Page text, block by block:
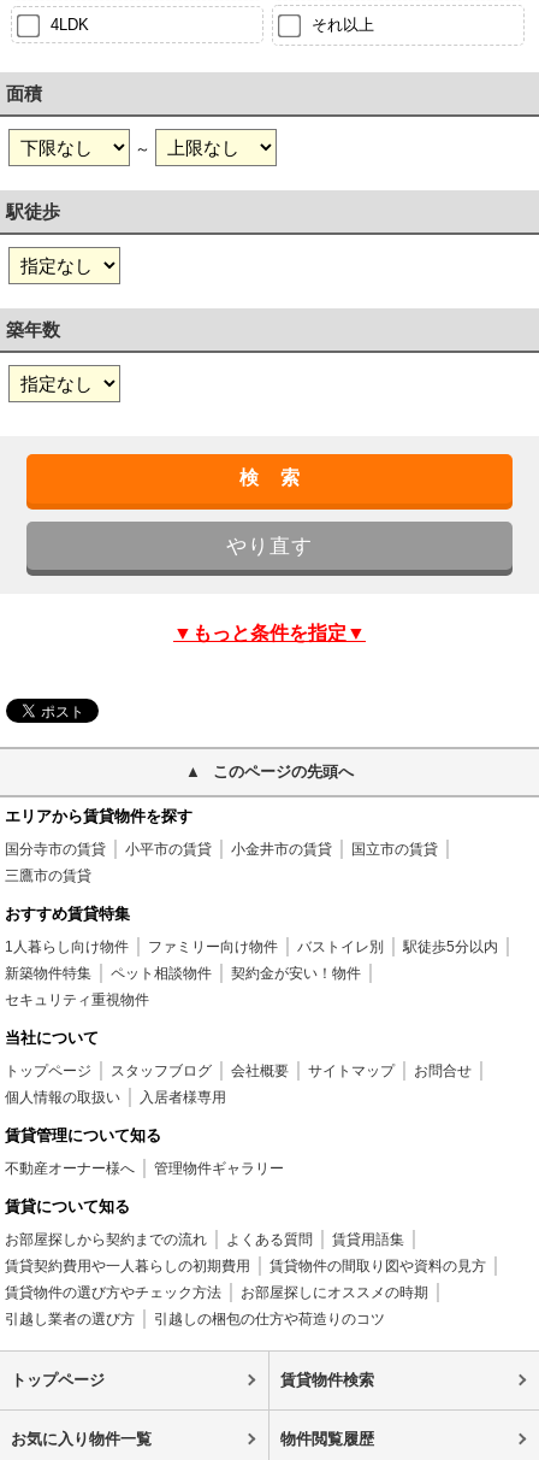
4LDK それ以上
面積
～
駅徒歩
築年数
▼もっと条件を指定▼
このページの先頭へ
エリアから賃貸物件を探す
国分寺市の賃貸 小平市の賃貸 小金井市の賃貸
国立市の賃貸
三鷹市の賃貸
おすすめ賃貸特集
1人暮らし向け物件 ファミリー向け物件 バストイレ別
駅徒歩5分以内
新築物件特集
ペット相談物件
契約金が安い！物件
セキュリティ重視物件
当社について
トップページ スタッフブログ 会社概要 サイトマップ
お問合せ
個人情報の取扱い
入居者様専用
賃貸管理について知る
不動産オーナー様へ 管理物件ギャラリー
賃貸について知る
お部屋探しから契約までの流れ よくある質問
賃貸用語集
賃貸契約費用や一人暮らしの初期費用
賃貸物件の間取り図や資料の見方
賃貸物件の選び方やチェック方法
お部屋探しにオススメの時期
引越し業者の選び方
引越しの梱包の仕方や荷造りのコツ
トップページ 賃貸物件検索
お気に入り物件一覧 物件閲覧履歴